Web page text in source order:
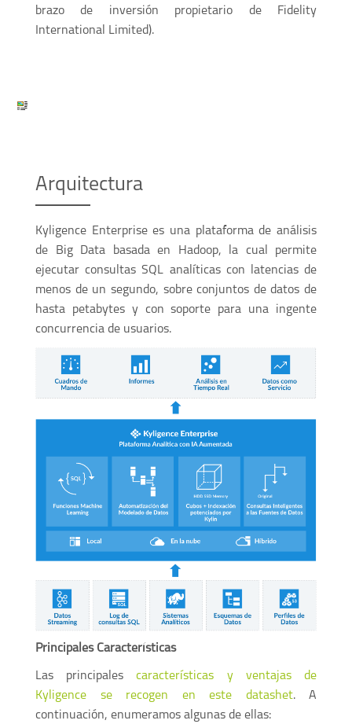
brazo de inversión propietario de Fidelity
International Limited).
Arquitectura
Kyligence Enterprise es una plataforma de análisis
de Big Data basada en Hadoop, la cual permite
ejecutar consultas SQL analíticas con latencias de
menos de un segundo, sobre conjuntos de datos de
hasta petabytes y con soporte para una ingente
concurrencia de usuarios.
Principales Características
Las principalescaracterísticas y ventajas de
Kyligence se recogen en este datashet. A
continuación, enumeramos algunas de ellas: